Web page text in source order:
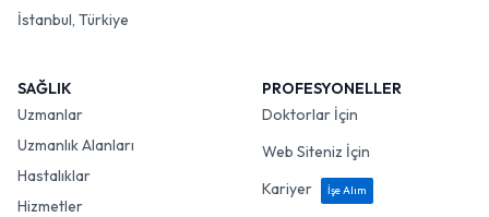
İstanbul, Türkiye
SAĞLIK
Uzmanlar
Uzmanlık Alanları
Hastalıklar
Hizmetler
PROFESYONELLER
Doktorlar İçin
Web Siteniz İçin
Kariyer
İşe Alım